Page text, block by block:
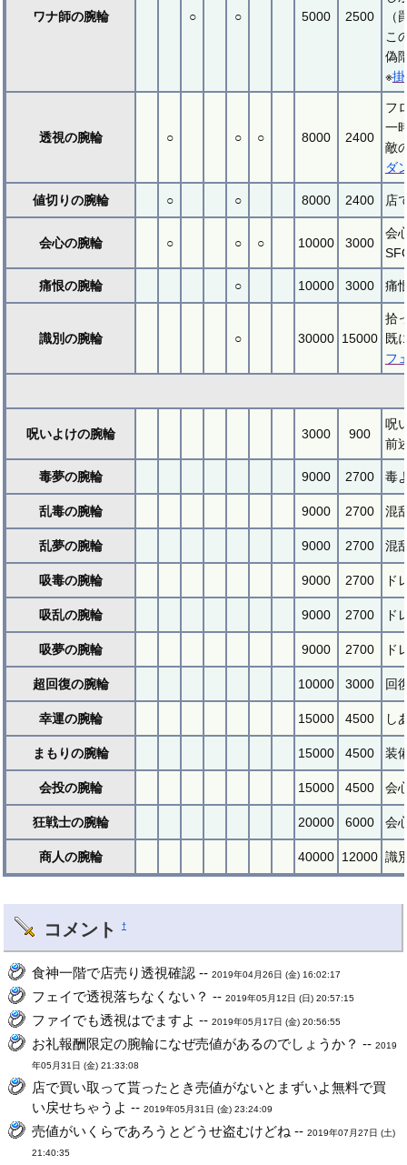
ワナ師の腕輪 ○ ○ 5000 2500
こ
偽
※
透視の腕輪 ○ ○ ○ 8000 2400
フ
一
敵
ダ
値切りの腕輪 ○ ○ 8000 2400 店
会心の腕輪 ○ ○ ○ 10000 3000
会
痛恨の腕輪 ○ 10000 3000 痛
識別の腕輪 ○ 30000 15000
拾
既
フ
呪いよけの腕輪 3000 900
呪
前
毒夢の腕輪 9000 2700 毒
乱毒の腕輪 9000 2700 混
乱夢の腕輪 9000 2700 混
吸毒の腕輪 9000 2700 ド
吸乱の腕輪 9000 2700 ド
吸夢の腕輪 9000 2700 ド
超回復の腕輪 10000 3000 回
幸運の腕輪 15000 4500 し
まもりの腕輪 15000 4500 装
会投の腕輪 15000 4500 会
狂戦士の腕輪 20000 6000 会
商人の腕輪 40000 12000 識
コメント †
食神一階で店売り透視確認 --2019年04月26日 (金) 16:02:17
フェイで透視落ちなくない？ --2019年05月12日 (日) 20:57:15
ファイでも透視はでますよ --2019年05月17日 (金) 20:56:55
お礼報酬限定の腕輪になぜ売値があるのでしょうか？ --2019
年05月31日 (金) 21:33:08
店で買い取って貰ったとき売値がないとまずいよ無料で買
い戻せちゃうよ --2019年05月31日 (金) 23:24:09
売値がいくらであろうとどうせ盗むけどね --2019年07月27日 (土)
21:40:35